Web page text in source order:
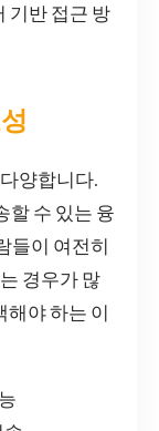
기반 접근 방
양합니다.
할 수 있는 융
들이 여전히
경우가 많
해야 하는 이